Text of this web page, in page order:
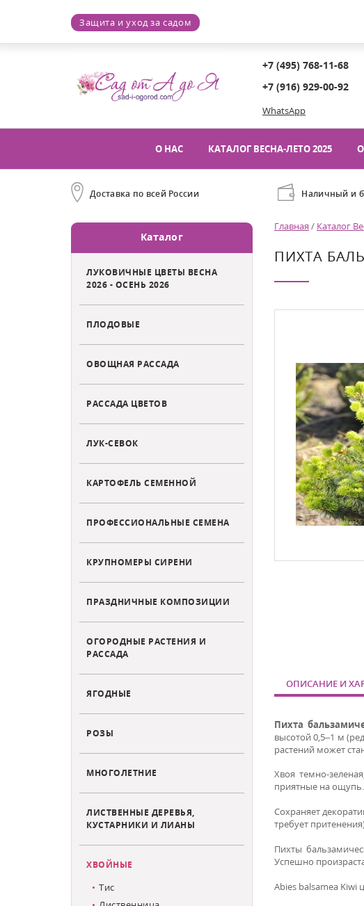
Защита и уход за садом
+7 (495) 768-11-68
+7 (916) 929-00-92
WhatsApp
О НАС КАТАЛОГ ВЕСНА-ЛЕТО 2025
Доставка по всей России Наличный и
Каталог
ЛУКОВИЧНЫЕ ЦВЕТЫ ВЕСНА
2026 - ОСЕНЬ 2026
ПЛОДОВЫЕ
ОВОЩНАЯ РАССАДА
РАССАДА ЦВЕТОВ
ЛУК-СЕВОК
КАРТОФЕЛЬ СЕМЕННОЙ
ПРОФЕССИОНАЛЬНЫЕ СЕМЕНА
КРУПНОМЕРЫ СИРЕНИ
ПРАЗДНИЧНЫЕ КОМПОЗИЦИИ
ОГОРОДНЫЕ РАСТЕНИЯ И
РАССАДА
ЯГОДНЫЕ
РОЗЫ
МНОГОЛЕТНИЕ
ЛИСТВЕННЫЕ ДЕРЕВЬЯ,
КУСТАРНИКИ И ЛИАНЫ
ХВОЙНЫЕ
Тис
Главная / Каталог
ПИХТА
ОПИСАНИЕ И
Пихта
высотой 0,5–1 м
растений может
Хвоя темно-
приятные на
Сохраняет
требует
Пихты
Успешно
Abies balsamea Kiwi